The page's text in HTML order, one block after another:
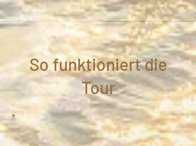
So funktioniert die
Tour